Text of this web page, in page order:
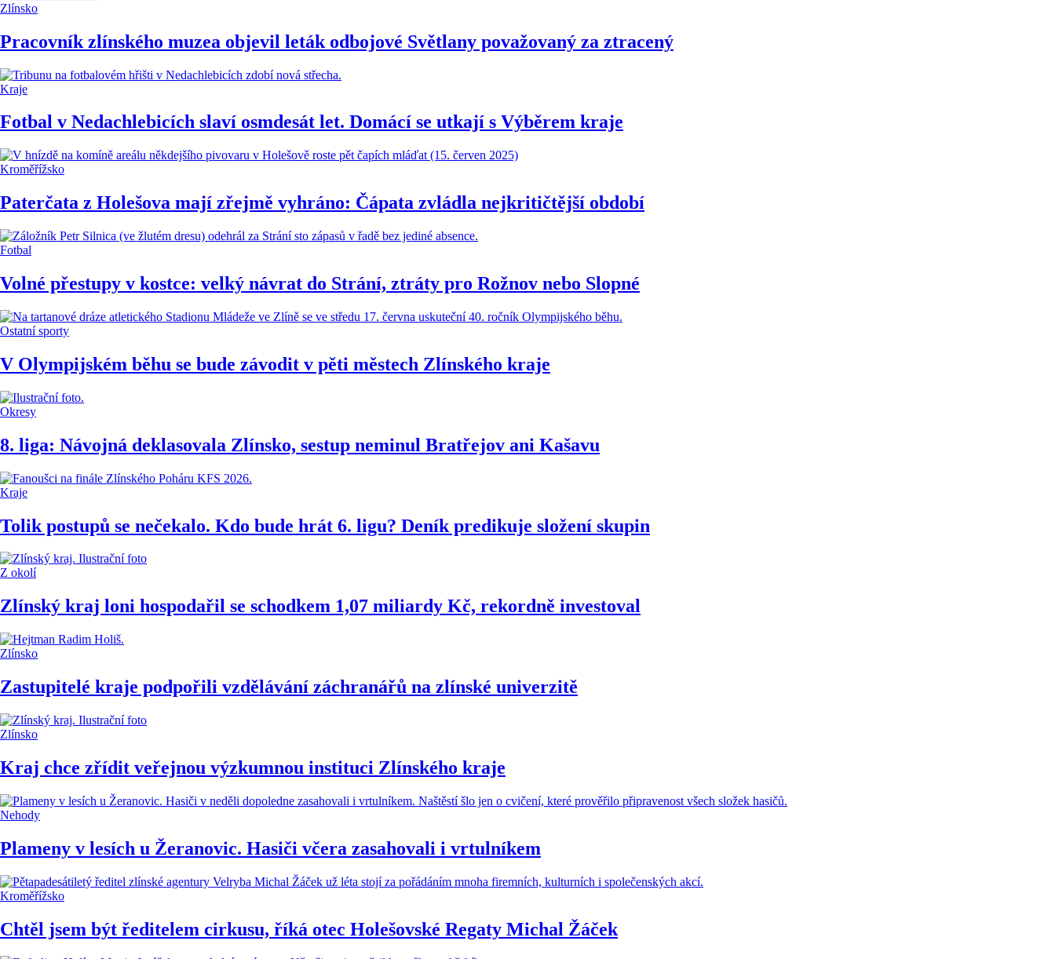
Zlínsko
Pracovník zlínského muzea objevil leták odbojové Světlany považovaný za ztracený
Kraje
Fotbal v Nedachlebicích slaví osmdesát let. Domácí se utkají s Výběrem kraje
Kroměřížsko
Paterčata z Holešova mají zřejmě vyhráno: Čápata zvládla nejkritičtější období
Fotbal
Volné přestupy v kostce: velký návrat do Strání, ztráty pro Rožnov nebo Slopné
Ostatní sporty
V Olympijském běhu se bude závodit v pěti městech Zlínského kraje
Okresy
8. liga: Návojná deklasovala Zlínsko, sestup neminul Bratřejov ani Kašavu
Kraje
Tolik postupů se nečekalo. Kdo bude hrát 6. ligu? Deník predikuje složení skupin
Z okolí
Zlínský kraj loni hospodařil se schodkem 1,07 miliardy Kč, rekordně investoval
Zlínsko
Zastupitelé kraje podpořili vzdělávání záchranářů na zlínské univerzitě
Zlínsko
Kraj chce zřídit veřejnou výzkumnou instituci Zlínského kraje
Nehody
Plameny v lesích u Žeranovic. Hasiči včera zasahovali i vrtulníkem
Kroměřížsko
Chtěl jsem být ředitelem cirkusu, říká otec Holešovské Regaty Michal Žáček